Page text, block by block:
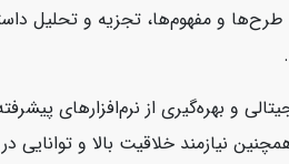
طرح‌ها و مفهوم‌ها، تجزیه و
نیازمند خلاقیت بالا و